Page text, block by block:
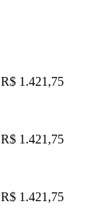
R$ 1.421,75
R$ 1.421,75
R$ 1.421,75